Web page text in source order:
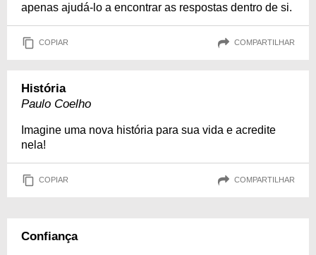
apenas ajudá-lo a encontrar as respostas dentro de si.
COPIAR COMPARTILHAR
História
Paulo Coelho
Imagine uma nova história para sua vida e acredite
nela!
COPIAR COMPARTILHAR
Confiança